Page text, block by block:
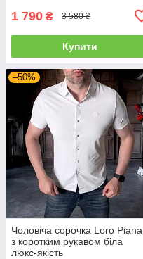
1 790 ₴ 3 580 ₴
Купити
–50%
Чоловіча сорочка Loro Piana
з коротким рукавом біла
люкс-якість